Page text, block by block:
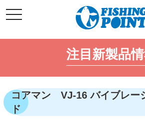
ン
ン
ス
ッ
プ
t
o
l
a
t
o
n
注目新製品
コアマン VJ-16 バイブレー
ド